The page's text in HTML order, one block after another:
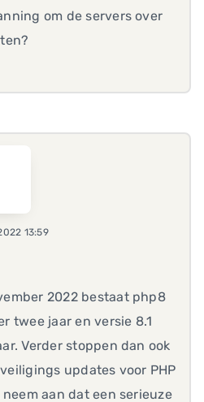
om de servers over
13:59
2022 bestaat php8
twee jaar en versie 8.1
Verder stoppen dan ook
updates voor PHP
neem aan dat een serieuze